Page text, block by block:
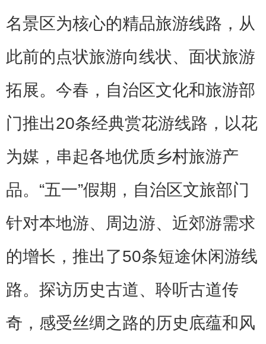
名景区为核心的精品旅游线路，从
此前的点状旅游向线状、面状旅游
拓展。今春，自治区文化和旅游部
门推出20条经典赏花游线路，以花
为媒，串起各地优质乡村旅游产
品。“五一”假期，自治区文旅部门
针对本地游、周边游、近郊游需求
的增长，推出了50条短途休闲游线
路。探访历史古道、聆听古道传
奇，感受丝绸之路的历史底蕴和风